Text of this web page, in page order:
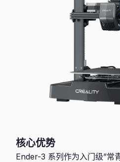
核心优势
Ender-3 系列作为入门级”常